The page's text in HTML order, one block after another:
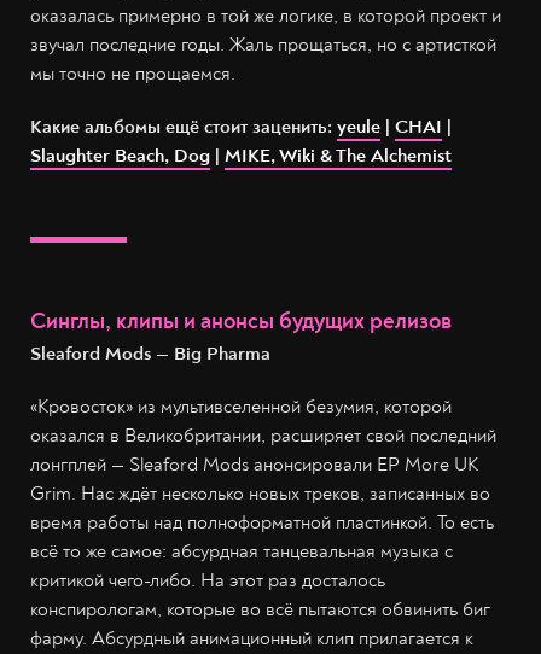
оказалась примерно в той же логике, в которой проект и
звучал последние годы. Жаль прощаться, но с артисткой
мы точно не прощаемся.
Какие альбомы ещё стоит заценить: yeule | CHAI |
Slaughter Beach, Dog | MIKE, Wiki & The Alchemist
Синглы, клипы и анонсы будущих релизов
Sleaford Mods — Big Pharma
«Кровосток» из мультивселенной безумия, которой
оказался в Великобритании, расширяет свой последний
лонгплей — Sleaford Mods анонсировали EP More UK
Grim. Нас ждёт несколько новых треков, записанных во
время работы над полноформатной пластинкой. То есть
всё то же самое: абсурдная танцевальная музыка с
критикой чего-либо. На этот раз досталось
конспирологам, которые во всё пытаются обвинить биг
фарму. Абсурдный анимационный клип прилагается к